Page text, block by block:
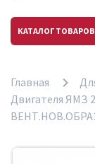
КАТАЛОГ ТОВАРОВ
Главная
Двигателя ЯМЗ